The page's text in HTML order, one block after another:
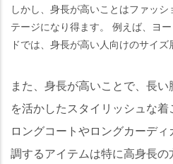
しかし、身長が高いことはファッ
テージになり得ます。 例えば、ヨ
ドでは、身長が高い人向けのサイズ
また、身長が高いことで、長
を活かしたスタイリッシュな着
ロングコートやロングカーデ
調するアイテムは特に高身長の